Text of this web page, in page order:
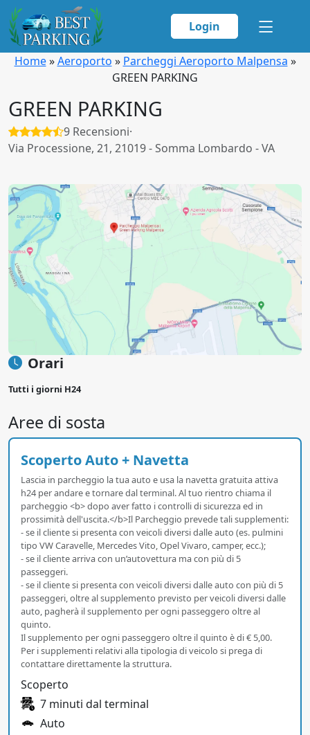
Login
Home»Aeroporto » Parcheggi Aeroporto Malpensa »
GREEN PARKING
GREEN PARKING
9 Recensioni·
Via Processione, 21, 21019 - Somma Lombardo - VA
Orari
Tutti i giorni H24
Aree di sosta
Scoperto Auto + Navetta
Lascia in parcheggio la tua auto e usa la navetta gratuita attiva
h24 per andare e tornare dal terminal. Al tuo rientro chiama il
parcheggio <b> dopo aver fatto i controlli di sicurezza ed in
prossimità dell'uscita.</b>Il Parcheggio prevede tali supplementi:
- se il cliente si presenta con veicoli diversi dalle auto (es. pulmini
tipo VW Caravelle, Mercedes Vito, Opel Vivaro, camper, ecc.);
- se il cliente arriva con un’autovettura ma con più di 5
passeggeri.
- se il cliente si presenta con veicoli diversi dalle auto con più di 5
passeggeri, oltre al supplemento previsto per veicoli diversi dalle
auto, pagherà il supplemento per ogni passeggero oltre al
quinto.
Il supplemento per ogni passeggero oltre il quinto è di € 5,00.
Per i supplementi relativi alla tipologia di veicolo si prega di
contattare direttamente la struttura.
Scoperto
7 minuti dal terminal
Auto